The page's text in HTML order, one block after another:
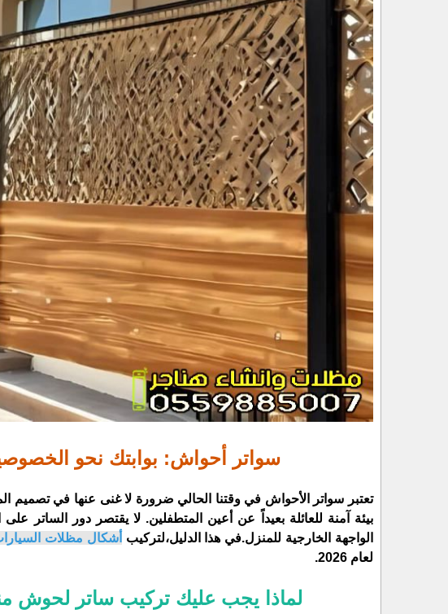
سواتر أحواش: بوابتك نحو
​تعتبر سواتر الأحواش في وقتنا الحالي ضرورة لا غنى عنها في تصميم
بيئة آمنة للعائلة بعيداً عن أعين المتطفلين. لا يقتصر دور
الواجهة الخارجية للمنزل.​في هذا الدليل،لتركيب أشكال مظلات
لعام 2026.
​لماذا يجب عليك تركيب ساتر لحوش